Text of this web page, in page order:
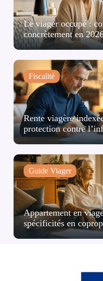
Le viager occupé :
concrètement en
Fiscalité
Rente viagère
protection contre
Guide Viager
Appartement en
spécificités en